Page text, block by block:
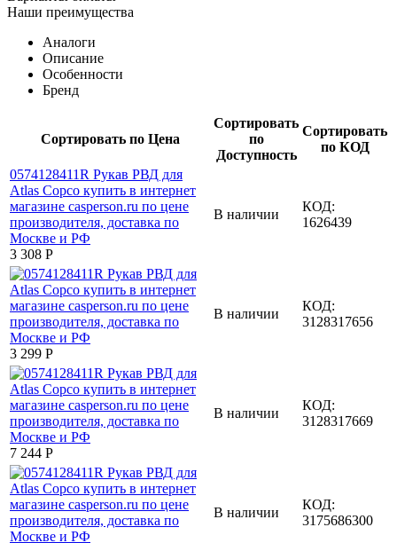
Наши преимущества
Аналоги
Описание
Особенности
Бренд
Сортировать по Цена
Сортировать
по
Доступность
Сортировать
по КОД
3 308 Р
В наличии
КОД:
1626439
3 299 Р
В наличии
КОД:
3128317656
7 244 Р
В наличии
КОД:
3128317669
В наличии
КОД:
3175686300